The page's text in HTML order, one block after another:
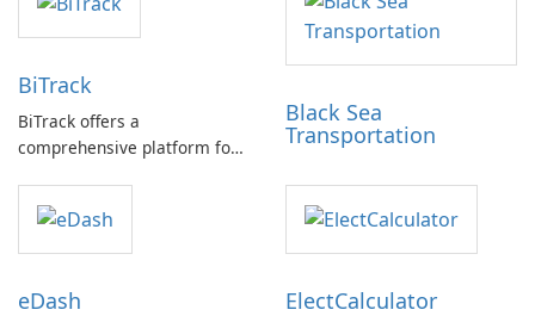
BiTrack
BiTrack offers a
comprehensive platform for
user-friendly application.
Black Sea
Transportation
eDash ElectCalculator